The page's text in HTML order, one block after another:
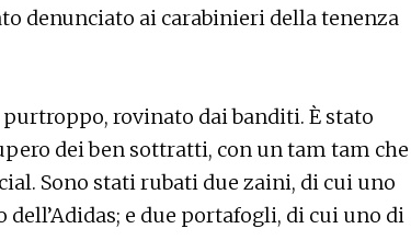
denunciato ai carabinieri della tenenza
rovinato dai banditi. È stato
dei ben sottratti, con un tam tam che
Sono stati rubati due zaini, di cui uno
e due portafogli, di cui uno di